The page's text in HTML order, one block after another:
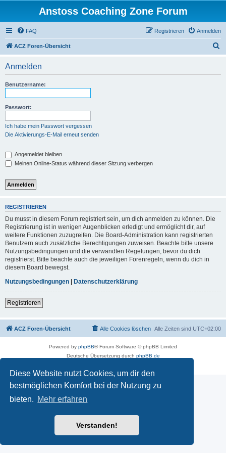
Diese Website nutzt Cookies, um dir den
bestmöglichen Komfort bei der Nutzung zu
bieten. Mehr erfahren
Verstanden!
Anstoss Coaching Zone Forum
FAQ Anmelden
Registrieren
ACZ Foren-Übersicht
Anmelden
Benutzername:
Passwort:
Ich habe mein Passwort vergessen
Die Aktivierungs-E-Mail erneut senden
Angemeldet bleiben
Meinen Online-Status während dieser Sitzung verbergen
REGISTRIEREN
Du musst in diesem Forum registriert sein, um dich anmelden zu können. Die
Registrierung ist in wenigen Augenblicken erledigt und ermöglicht dir, auf
weitere Funktionen zuzugreifen. Die Board-Administration kann registrierten
Benutzern auch zusätzliche Berechtigungen zuweisen. Beachte bitte unsere
Nutzungsbedingungen und die verwandten Regelungen, bevor du dich
registrierst. Bitte beachte auch die jeweiligen Forenregeln, wenn du dich in
diesem Board bewegst.
Nutzungsbedingungen | Datenschutzerklärung
Registrieren
ACZ Foren-Übersicht Alle Zeiten sind UTC+02:00
Alle Cookies löschen
Powered by phpBB® Forum Software © phpBB Limited
Deutsche Übersetzung durch phpBB.de